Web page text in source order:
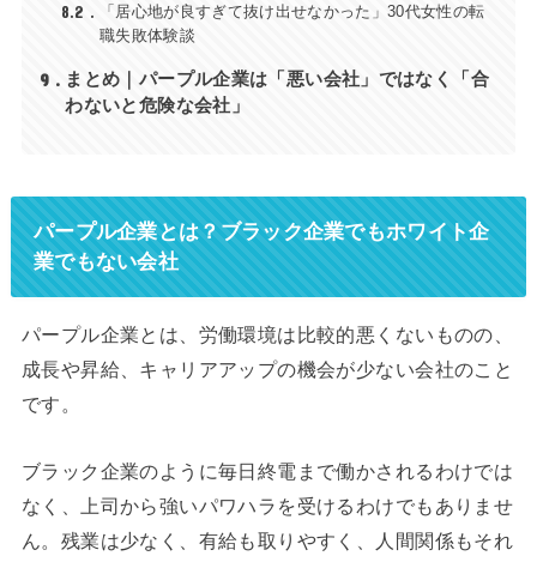
8.2
「居心地が良すぎて抜け出せなかった」30代女性の転
職失敗体験談
9
まとめ｜パープル企業は「悪い会社」ではなく「合
わないと危険な会社」
パープル企業とは？ブラック企業でもホワイト企
業でもない会社
パープル企業とは、労働環境は比較的悪くないものの、
成長や昇給、キャリアアップの機会が少ない会社のこと
です。
ブラック企業のように毎日終電まで働かされるわけでは
なく、上司から強いパワハラを受けるわけでもありませ
ん。残業は少なく、有給も取りやすく、人間関係もそれ